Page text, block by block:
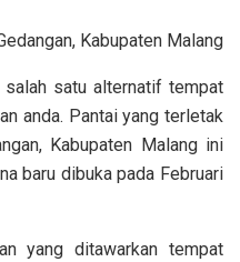
Kabupaten Malang
salah satu alternatif tempat
anda. Pantai yang terletak
Kabupaten Malang ini
baru dibuka pada Februari
yang ditawarkan tempat